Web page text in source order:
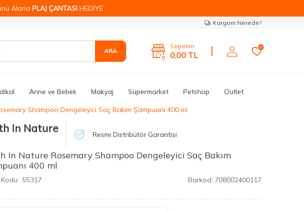
Alana PLAJ ÇANTASI HEDİYE
Kargom Nerede?
ARA
0
Sepetim
0,00 TL
0
Anne ve Bebek Makyaj Süpermarket Petshop Outlet
Shampoo Dengeleyici Saç Bakım Şampuanı 400 ml
In Nature Resmi Distribütör Garantisi
In Nature Rosemary Shampoo Dengeleyici Saç Bakım
400 ml
55317 Barkod: 708002400117